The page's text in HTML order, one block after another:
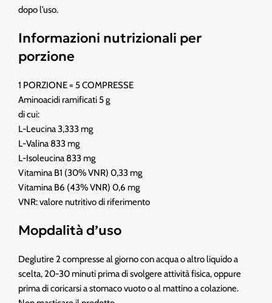
dopo l’uso.
Informazioni nutrizionali per
porzione
1 PORZIONE = 5 COMPRESSE
Aminoacidi ramificati 5 g
di cui:
L-Leucina 3,333 mg
L-Valina 833 mg
L-Isoleucina 833 mg
Vitamina B1 (30% VNR) 0,33 mg
Vitamina B6 (43% VNR) 0,6 mg
VNR: valore nutritivo di riferimento
Mopdalità d’uso
Deglutire 2 compresse al giorno con acqua o altro liquido a
scelta, 20-30 minuti prima di svolgere attività fisica, oppure
prima di coricarsi a stomaco vuoto o al mattino a colazione.